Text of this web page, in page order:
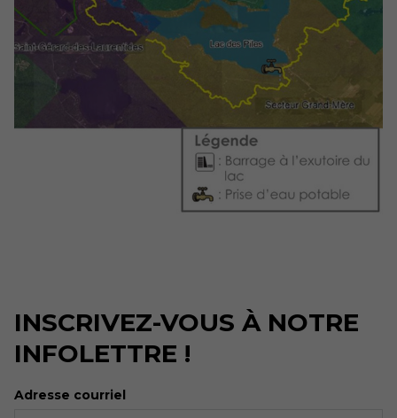
INSCRIVEZ-VOUS À NOTRE
INFOLETTRE !
Adresse courriel